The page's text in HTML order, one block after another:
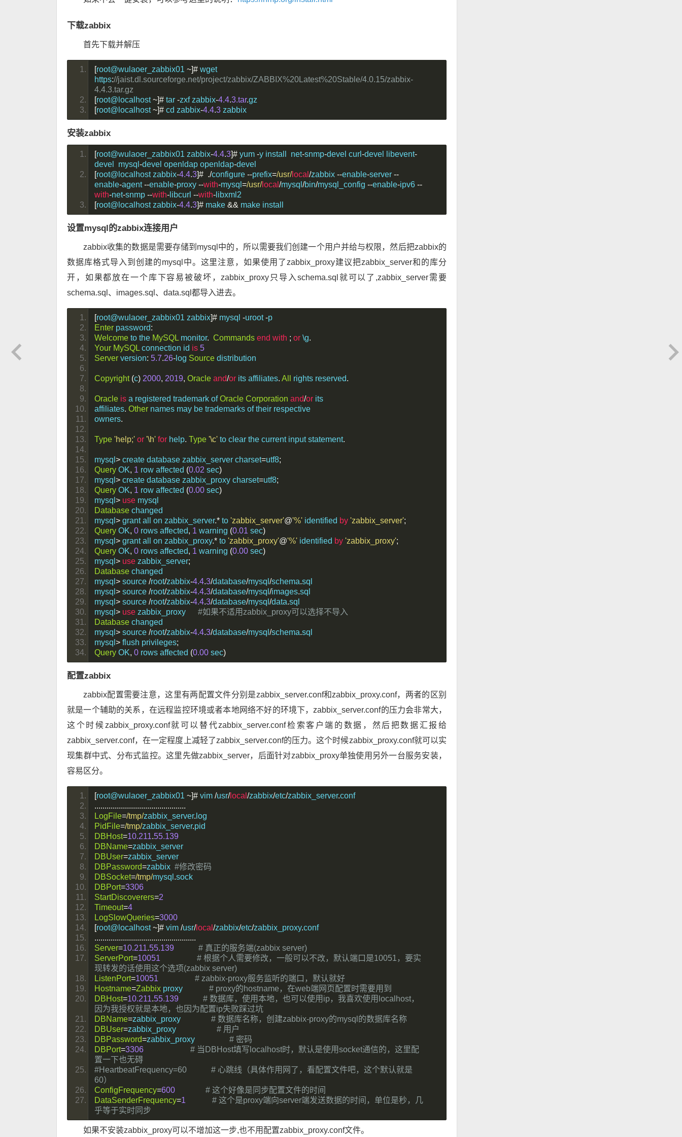
下载zabbix
首先下载并解压
[root@wulaoer_zabbix01 ~]# wget
https://jaist.dl.sourceforge.net/project/zabbix/ZABBIX%20Latest%20Stable/4.0.15/zabbix-
4.4.3.tar.gz
[root@localhost ~]# tar -zxf zabbix-4.4.3.tar.gz
[root@localhost ~]# cd zabbix-4.4.3 zabbix
安装zabbix
[root@wulaoer_zabbix01 zabbix-4.4.3]# yum -y install  net-snmp-devel curl -devel libevent-
devel  mysql -devel openldap openldap-devel
[root@localhost zabbix-4.4.3]# ./configure --prefix=/usr/local /zabbix --enable-server --
enable-agent --enable-proxy --with-mysql =/usr/local /mysql /bin/mysql_config --enable-ipv6 --
with-net-snmp --with- libcurl --with- libxml2
[root@localhost zabbix-4.4.3]# make && make install
设置mysql的zabbix连接用户
zabbix收集的数据是需要存储到mysql中的，所以需要我们创建一个用户并给与权限，然后把zabbix的
数据库格式导入到创建的mysql中。这里注意，如果使用了zabbix_proxy建议把zabbix_server和的库分
开，如果都放在一个库下容易被破坏，zabbix_proxy只导入schema.sql就可以了,zabbix_server需要
schema.sql、images.sql、data.sql都导入进去。
[root@wulaoer_zabbix01 zabbix]# mysql -uroot -p
Enter password:
Welcome to the MySQL monitor. Commands end with ; or \g.
Your MySQL connection id is 5
Server version: 5.7.26- log Source distribution
Copyright (c) 2000, 2019, Oracle and/or its affiliates. All rights reserved.
Oracle is a registered trademark of Oracle Corporation and/or its
affiliates. Other names may be trademarks of their respective
owners.
Type 'help;' or '\h' for help. Type '\c' to clear the current input statement.
mysql > create database zabbix_server charset=utf8;
Query OK, 1 row affected (0.02 sec)
mysql > create database zabbix_proxy charset=utf8;
Query OK, 1 row affected (0.00 sec)
mysql > use mysql
Database changed
mysql > grant all on zabbix_server.* to 'zabbix_server'@'%' identified by 'zabbix_server';
Query OK, 0 rows affected, 1 warning (0.01 sec)
mysql > grant all on zabbix_proxy.* to 'zabbix_proxy'@'%' identified by 'zabbix_proxy';
Query OK, 0 rows affected, 1 warning (0.00 sec)
mysql > use zabbix_server;
Database changed
mysql > source /root/zabbix-4.4.3/database/mysql /schema.sql
mysql > source /root/zabbix-4.4.3/database/mysql /images.sql
mysql > source /root/zabbix-4.4.3/database/mysql /data.sql
mysql > use zabbix_proxy #如果不适用zabbix_proxy可以选择不导入
Database changed
mysql > source /root/zabbix-4.4.3/database/mysql /schema.
mysql > flush privileges;
Query OK, 0 rows affected (0.00 sec)
配置zabbix
zabbix配置需要注意，这里有两配置文件分别是zabbix_server.conf和zabbix_proxy.conf，两者的区别
就是一个辅助的关系，在远程监控环境或者本地网络不好的环境下，zabbix_server.conf的压力会非常大，
这个时候zabbix_proxy.conf就可以替代zabbix_server.conf检索客户端的数据，然后把数据汇报给
zabbix_server.conf，在一定程度上减轻了zabbix_server.conf的压力。这个时候zabbix_proxy.conf就可以实
现集群中式、分布式监控。这里先做zabbix_server，后面针对zabbix_proxy单独使用另外一台服务安装，
容易区分。
[root@wulaoer_zabbix01 ~]# vim /usr/local /zabbix/etc/zabbix_server.conf
.............................................
LogFile=/tmp/zabbix_server. log
PidFile=/tmp/zabbix_server.pid
DBHost=10.211.55.139
DBName=zabbix_server
DBUser=zabbix_server
DBPassword=zabbix #修改密码
DBSocket=/tmp/mysql .sock
DBPort=3306
StartDiscoverers=2
Timeout=4
LogSlowQueries=3000
[root@localhost ~]# vim /usr/local /zabbix/etc/zabbix_proxy.conf
..................................................
Server=10.211.55.139
# 真正的服务端(zabbix server)
ServerPort=10051
# 根据个人需要修改，一般可以不改，默认端口是10051，要实
现转发的话使用这个选项(zabbix server)
ListenPort=10051
# zabbix-proxy服务监听的端口，默认就好
Hostname=Zabbix proxy # proxy的hostname，在web端网页配置时需要用到
DBHost=10.211.55.139
# 数据库，使用本地，也可以使用ip，我喜欢使用localhost，
因为我授权就是本地，也因为配置ip失败踩过坑
DBName=zabbix_proxy # 数据库名称，创建zabbix-proxy的mysql的数据库名称
DBUser=zabbix_proxy # 用户
DBPassword=zabbix_proxy # 密码
DBPort=3306
# 当DBHost填写localhost时，默认是使用socket通信的，这里配
置一下也无碍
#HeartbeatFrequency=60            # 心跳线（具体作用网了，看配置文件吧，这个默认就是
60）
ConfigFrequency=600
# 这个好像是同步配置文件的时间
DataSenderFrequency=1
# 这个是proxy端向server端发送数据的时间，单位是秒，几
乎等于实时同步
如果不安装zabbix_proxy可以不增加这一步,也不用配置zabbix_proxy.conf文件。